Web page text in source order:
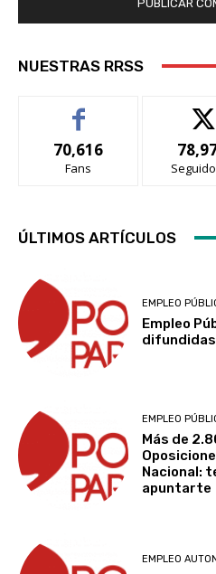
NUESTRAS RRSS
70,616
Fans
ÚLTIMOS ARTÍCULOS
EMPLEO
Empleo
difundidas
EMPLEO
Más de
Nacional:
apuntarte
EMPLEO